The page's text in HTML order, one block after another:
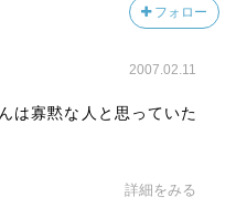
フォロー
2007.02.11
は寡黙な人と思っていた
詳細をみる